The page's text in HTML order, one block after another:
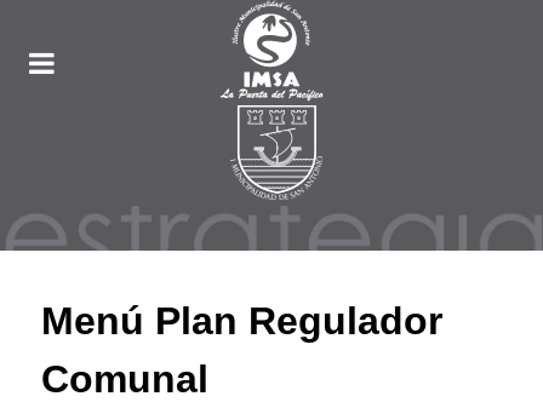
Menú Plan Regulador
Comunal